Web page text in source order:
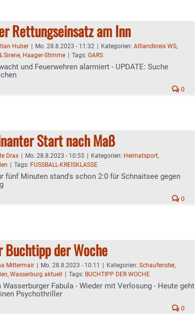
Rettungseinsatz am Inn
Huber Mo. 28.8.2023 - 11:32 Kategorien: Altlandkreis WS,
Sirene, Haager-Stimme Tags: GARS
und Feuerwehren alarmiert - UPDATE: Suche
0
Start nach Maß
Drax Mo. 28.8.2023 - 10:55 Kategorien: Heimatsport,
Tags: FUSSBALL-KREISKLASSE
fünf Minuten stand's schon 2:0 für Schnaitsee gegen
0
Buchtipp der Woche
Mittermair Mo. 28.8.2023 - 10:11 Kategorien: Schaufenster,
, Wasserburg aktuell Tags: BUCHTIPP DER WOCHE
Wasserburger Fabula - Wieder mit Verlosung - Heute geht
Psychothriller
0